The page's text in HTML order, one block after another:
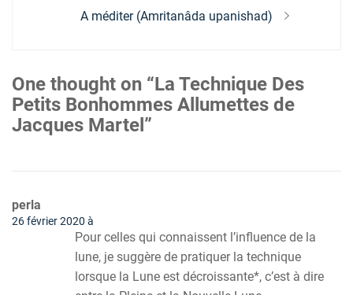
Next
A méditer (Amritanâda upanishad)
One thought on “La Technique Des
Petits Bonhommes Allumettes de
Jacques Martel”
perla
26 février 2020 à
Pour celles qui connaissent l’influence de la
lune, je suggère de pratiquer la technique
lorsque la Lune est décroissante*, c’est à dire